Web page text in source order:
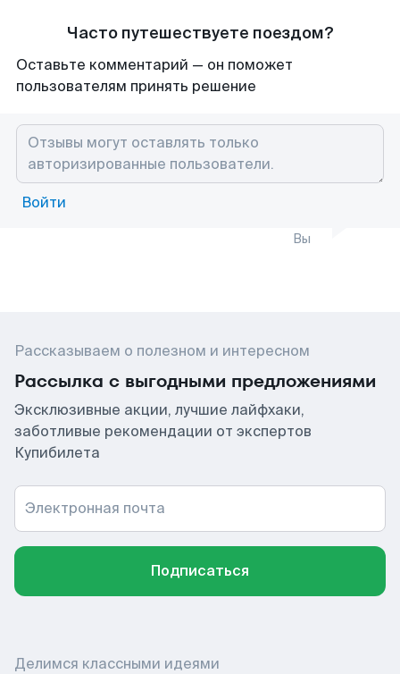
Часто путешествуете поездом?
Оставьте комментарий — он поможет
пользователям принять решение
Войти
Вы
Рассказываем о полезном и интересном
Рассылка с выгодными предложениями
Эксклюзивные акции, лучшие лайфхаки,
заботливые рекомендации от экспертов
Купибилета
Электронная почта
Подписаться
Делимся классными идеями